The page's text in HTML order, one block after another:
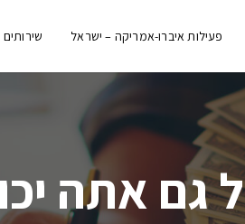
פעילות איברו-אמריקה – ישראל שירותים
גם אתה